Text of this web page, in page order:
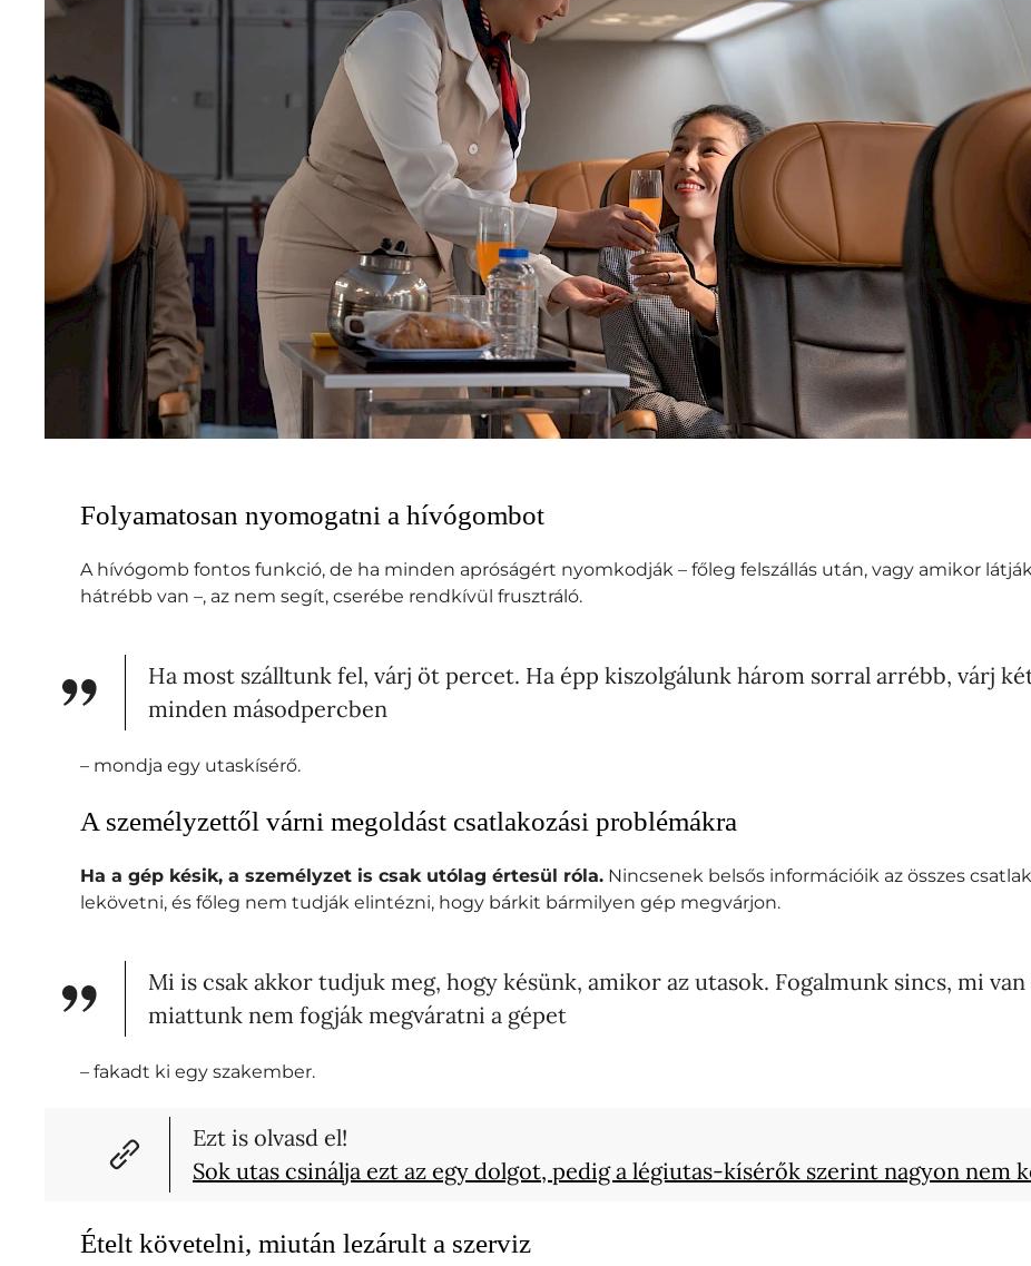
Folyamatosan nyomogatni a hívógombot
A hívógomb fontos funkció, de ha minden apróságért nyomkodják – főleg felszállás után, vagy amikor
hátrébb van –, az nem segít, cserébe rendkívül frusztráló.
Ha most szálltunk fel, várj öt percet. Ha épp kiszolgálunk három sorral arrébb, várj
minden másodpercben
– mondja egy utaskísérő.
A személyzettől várni megoldást csatlakozási problémákra
Ha a gép késik, a személyzet is csak utólag értesül róla. Nincsenek belsős információik az összes
lekövetni, és főleg nem tudják elintézni, hogy bárkit bármilyen gép megvárjon.
Mi is csak akkor tudjuk meg, hogy késünk, amikor az utasok. Fogalmunk sincs, mi van
miattunk nem fogják megváratni a gépet
– fakadt ki egy szakember.
Ezt is olvasd el!
Sok utas csinálja ezt az egy dolgot, pedig a légiutas-kísérők szerint nagyon nem
Ételt követelni, miután lezárult a szerviz